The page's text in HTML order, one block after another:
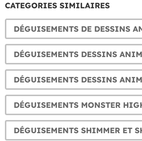
CATEGORIES SIMILAIRES
DÉGUISEMENTS DE DESSINS
DÉGUISEMENTS MONSTER
DÉGUISEMENTS SHIMMER ET